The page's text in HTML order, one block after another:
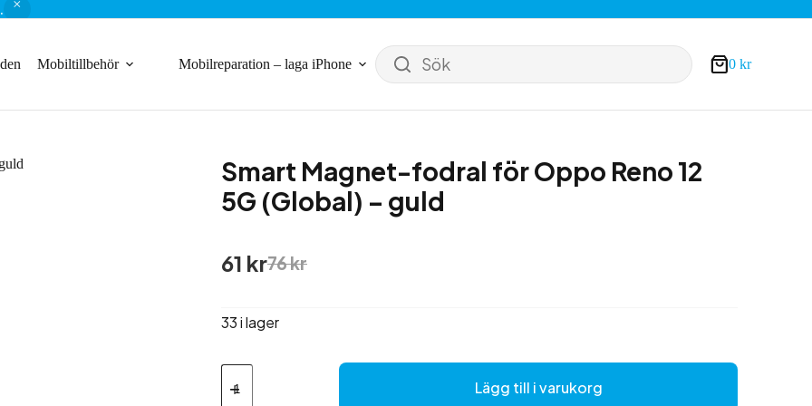
Mobiltillbehör Mobilreparation – laga iPhone Sök Varukorg
0 kr
Smart Magnet-fodral för Oppo Reno 12
5G (Global) – guld
76kr
Det
ursprungliga
var:
61 krDet
nuvarande
är:
33 i lager
Smart
Magnet-
Lägg till i varukorg